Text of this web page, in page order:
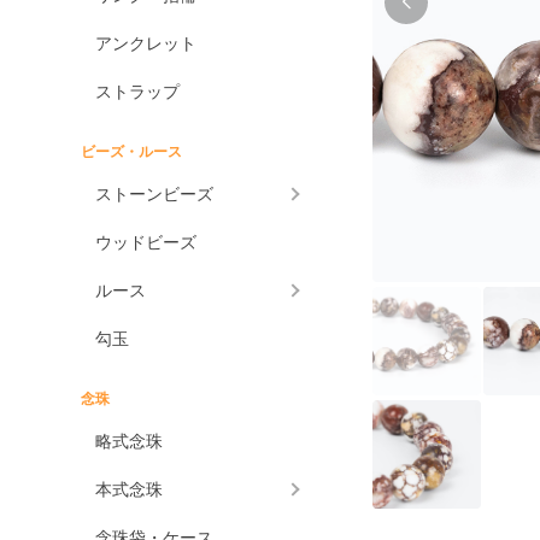
アンクレット
ストラップ
ビーズ・ルース
ストーンビーズ
ウッドビーズ
ルース
勾玉
念珠
略式念珠
本式念珠